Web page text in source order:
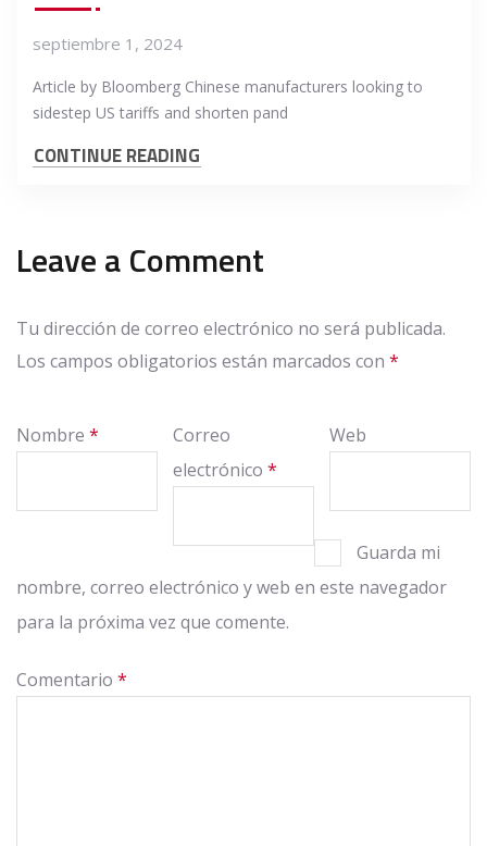
septiembre 1, 2024
Article by Bloomberg Chinese manufacturers looking to
sidestep US tariffs and shorten pand
CONTINUE READING
Leave a Comment
Tu dirección de correo electrónico no será publicada.
Los campos obligatorios están marcados con *
Nombre *
Correo
electrónico*
Web
Guarda mi
nombre, correo electrónico y web en este navegador
para la próxima vez que comente.
Comentario *